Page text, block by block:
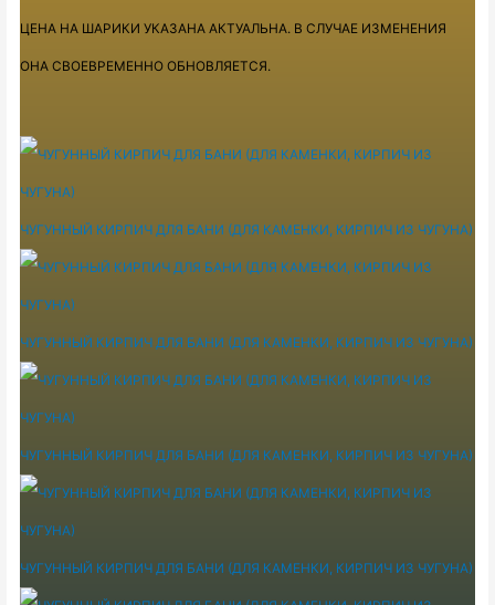
ЦЕНА НА ШАРИКИ УКАЗАНА АКТУАЛЬНА. В СЛУЧАЕ ИЗМЕНЕНИЯ
ОНА СВОЕВРЕМЕННО ОБНОВЛЯЕТСЯ.
ЧУГУННЫЙ КИРПИЧ ДЛЯ БАНИ (ДЛЯ КАМЕНКИ, КИРПИЧ ИЗ ЧУГУНА)
ЧУГУННЫЙ КИРПИЧ ДЛЯ БАНИ (ДЛЯ КАМЕНКИ, КИРПИЧ ИЗ ЧУГУНА)
ЧУГУННЫЙ КИРПИЧ ДЛЯ БАНИ (ДЛЯ КАМЕНКИ, КИРПИЧ ИЗ ЧУГУНА)
ЧУГУННЫЙ КИРПИЧ ДЛЯ БАНИ (ДЛЯ КАМЕНКИ, КИРПИЧ ИЗ ЧУГУНА)